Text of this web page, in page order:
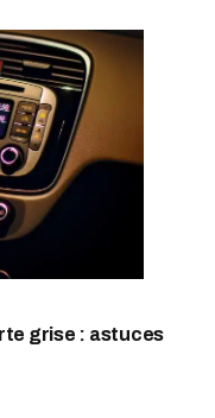
grise : astuces